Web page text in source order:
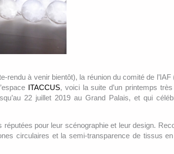
rendu à venir bientôt), la réunion du comité de l’IAF
ITACCUS, voici la suite d’un printemps
22 juillet 2019 au Grand Palais, et qui
pour leur scénographie et leur design.
circulaires et la semi-transparence de tissus